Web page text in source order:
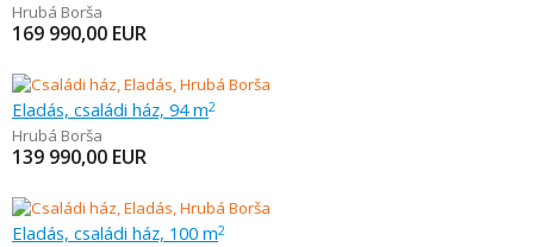
Hrubá Borša
169 990,00 EUR
Eladás, családi ház, 94 m2
Hrubá Borša
139 990,00 EUR
Eladás, családi ház, 100 m2